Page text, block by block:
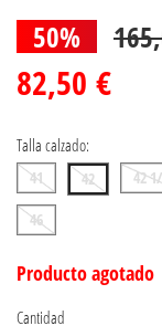
50%
82,50 €
Talla calzado:
41 42 42
46
Producto agotado
Cantidad